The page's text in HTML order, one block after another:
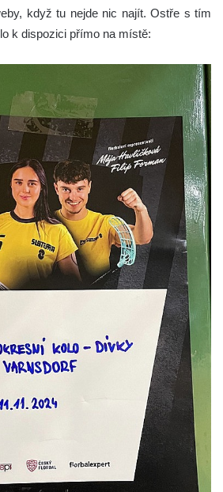
když tu nejde nic najít. Ostře s tím
k dispozici přímo na místě: